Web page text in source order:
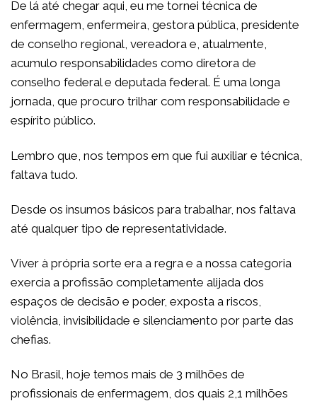
De lá até chegar aqui, eu me tornei técnica de
enfermagem, enfermeira, gestora pública, presidente
de conselho regional, vereadora e, atualmente,
acumulo responsabilidades como diretora de
conselho federal e deputada federal. É uma longa
jornada, que procuro trilhar com responsabilidade e
espírito público.
Lembro que, nos tempos em que fui auxiliar e técnica,
faltava tudo.
Desde os insumos básicos para trabalhar, nos faltava
até qualquer tipo de representatividade.
Viver à própria sorte era a regra e a nossa categoria
exercia a profissão completamente alijada dos
espaços de decisão e poder, exposta a riscos,
violência, invisibilidade e silenciamento por parte das
chefias.
No Brasil, hoje temos mais de 3 milhões de
profissionais de enfermagem, dos quais 2,1 milhões